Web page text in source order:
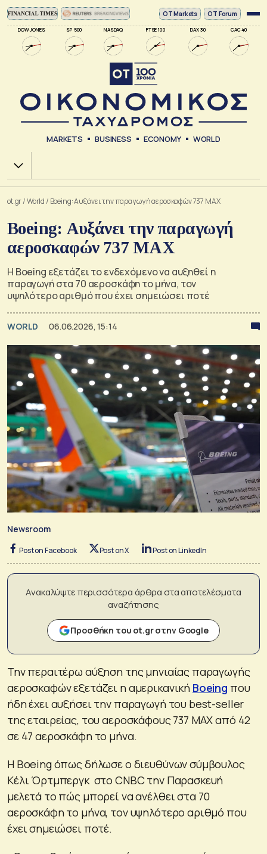
DOW JONES SP 500 NASDAQ FTSE 100 DAX 30 CAC 40
ΟΤ Markets OT Forum
MARKETS BUSINESS ECONOMY WORLD
Χ.Α.
ot.gr/World / Boeing: Αυξάνει την παραγωγή αεροσκαφών 737 ΜΑΧ
Boeing: Αυξάνει την παραγωγή
αεροσκαφών 737 ΜΑΧ
Η Boeing εξετάζει το ενδεχόμενο να αυξηθεί η
παραγωγή στα 70 αεροσκάφη το μήνα, τον
υψηλότερο αριθμό που έχει σημειώσει ποτέ
WORLD 06.06.2026, 15:14
Newsroom
Post on Facebook Post on X Post on LinkedIn
Ανακαλύψτε περισσότερα άρθρα στα αποτελέσματα
αναζήτησης
Προσθήκη του ot.gr στην Google
Την περαιτέρω αύξηση της μηνιαίας παραγωγής
αεροσκαφών εξετάζει η αμερικανική Boeing που
ήδη έχει αυξήσει την παραγωγή του best-seller
της εταιρείας, του αεροσκάφους 737 MAX από 42
σε 47 αεροσκάφη το μήνα.
Η Boeing όπως δήλωσε ο διευθύνων σύμβουλος
Κέλι Όρτμπεργκ στο CNBC την Παρασκευή
μελετά το πώς μπορεί να ανέλθει στα 70
αεροσκάφη το μήνα, τον υψηλότερο αριθμό που
έχει σημειώσει ποτέ.